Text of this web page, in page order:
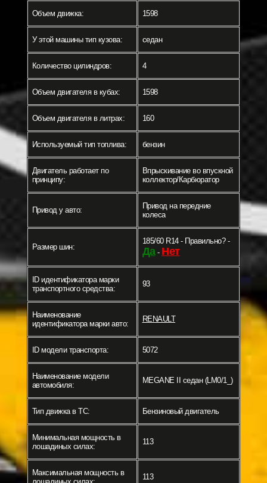
Объем движка: 1598
У этой машины тип кузова: седан
Количество цилиндров: 4
Объем двигателя в кубах: 1598
Объем двигателя в литрах: 160
Используемый тип топлива: бензин
Двигатель работает по
принципу:
Впрыскивание во впускной
коллектор/Карбюратор
Привод у авто:
Привод на передние
колеса
Размер шин:
185/60 R14 - Правильно? -
Да- Нет
ID идентификатора марки
транспортного средства:
93
Наименование
идентификатора марки авто:
RENAULT
ID модели транспорта: 5072
Наименование модели
автомобиля:
MEGANE II седан (LM0/1_)
Тип движка в ТС: Бензиновый двигатель
Минимальная мощность в
лошадиных силах:
113
Максимальная мощность в
113